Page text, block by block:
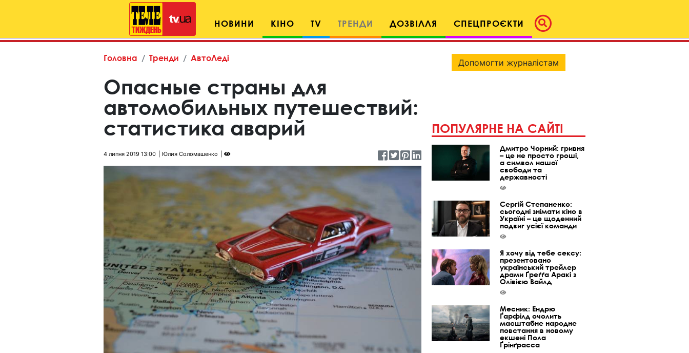
НОВИНИ КІНО TV ТРЕНДИ ДОЗВІЛЛЯ СПЕЦПРОЄКТИ
Головна Тренди АвтоЛеді
Опасные страны для
автомобильных путешествий:
статистика аварий
4 липня 2019 13:00 Юлия Соломашенко
Допомогти журналістам
ПОПУЛЯРНЕ НА САЙТІ
Дмитро Чорний: гривня
– це не просто гроші,
а символ нашої
свободи та
державності
Сергій Степаненко:
сьогодні знімати кіно в
Україні – це щоденний
подвиг усієї команди
Я хочу від тебе сексу:
презентовано
український трейлер
драми Ґреґґа Аракі з
Олівією Вайлд
Месник: Ендрю
Ґарфілд очолить
масштабне народне
повстання в новому
екшені Пола
Ґрінґрасса